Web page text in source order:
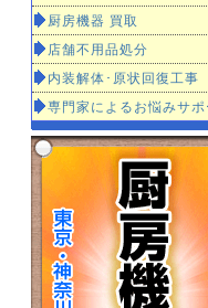
厨房機器 買取
店舗不用品処分
内装解体･原状回復工事
専門家によるお悩みサポ